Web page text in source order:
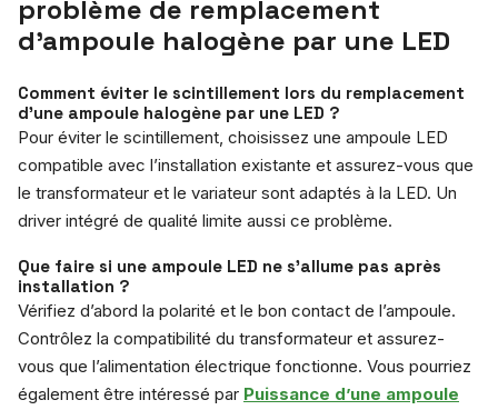
problème de remplacement
d’ampoule halogène par une LED
Comment éviter le scintillement lors du remplacement
d’une ampoule halogène par une LED ?
Pour éviter le scintillement, choisissez une ampoule LED
compatible avec l’installation existante et assurez-vous que
le transformateur et le variateur sont adaptés à la LED. Un
driver intégré de qualité limite aussi ce problème.
Que faire si une ampoule LED ne s’allume pas après
installation ?
Vérifiez d’abord la polarité et le bon contact de l’ampoule.
Contrôlez la compatibilité du transformateur et assurez-
vous que l’alimentation électrique fonctionne. Vous pourriez
également être intéressé par Puissance d’une ampoule